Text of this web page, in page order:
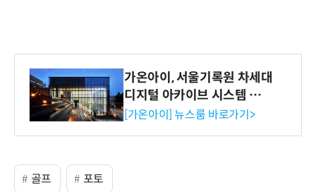
가온아이, 서울기록원 차세대
디지털 아카이브 시스템 구축
수행
[가온아이] 뉴스룸 바로가기>
골프 포토